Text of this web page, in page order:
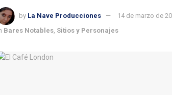
by La Nave Producciones
14 de marzo de
Bares Notables Sitios y Personajes